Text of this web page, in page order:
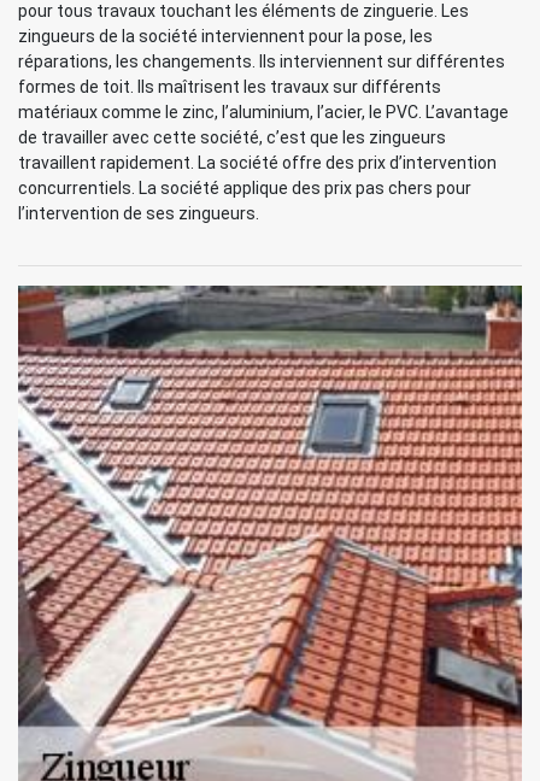
pour tous travaux touchant les éléments de zinguerie. Les
zingueurs de la société interviennent pour la pose, les
réparations, les changements. Ils interviennent sur différentes
formes de toit. Ils maîtrisent les travaux sur différents
matériaux comme le zinc, l’aluminium, l’acier, le PVC. L’avantage
de travailler avec cette société, c’est que les zingueurs
travaillent rapidement. La société offre des prix d’intervention
concurrentiels. La société applique des prix pas chers pour
l’intervention de ses zingueurs.